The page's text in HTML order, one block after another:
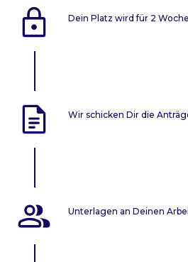
Dein Platz wird für 2
Wir schicken Dir die
Unterlagen an Deinen